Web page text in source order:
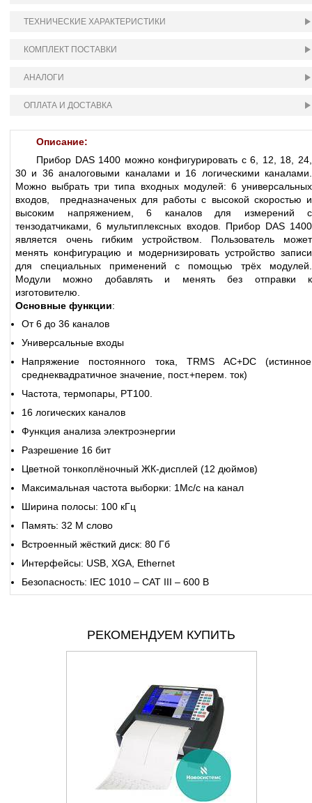
ТЕХНИЧЕСКИЕ ХАРАКТЕРИСТИКИ
КОМПЛЕКТ ПОСТАВКИ
АНАЛОГИ
ОПЛАТА И ДОСТАВКА
Описание:
Прибор DAS 1400 можно конфигурировать с 6, 12, 18, 24,
30 и 36 аналоговыми каналами и 16 логическими каналами.
Можно выбрать три типа входных модулей: 6 универсальных
входов, предназначеных для работы с высокой скоростью и
высоким напряжением, 6 каналов для измерений с
тензодатчиками, 6 мультиплексных входов. Прибор DAS 1400
является очень гибким устройством. Пользователь может
менять конфигурацию и модернизировать устройство записи
для специальных применений с помощью трёх модулей.
Модули можно добавлять и менять без отправки к
изготовителю.
Основные функции:
От 6 до 36 каналов
Универсальные входы
Напряжение постоянного тока, TRMS AC+DC (истинное
среднеквадратичное значение, пост.+перем. ток)
Частота, термопары, PT100.
16 логических каналов
Функция анализа электроэнергии
Разрешение 16 бит
Цветной тонкоплёночный ЖК-дисплей (12 дюймов)
Максимальная частота выборки: 1Мс/с на канал
Ширина полосы: 100 кГц
Память: 32 M слово
Встроенный жёсткий диск: 80 Гб
Интерфейсы: USB, XGA, Ethernet
Безопасность: IEC 1010 – CAT III – 600 В
РЕКОМЕНДУЕМ КУПИТЬ